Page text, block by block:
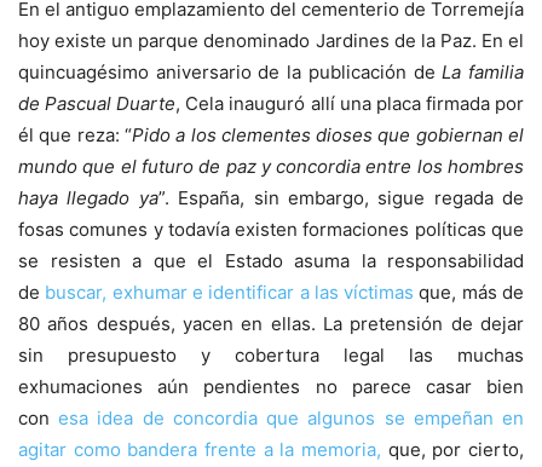
En el antiguo emplazamiento del cementerio de Torremejía
hoy existe un parque denominado Jardines de la Paz. En el
quincuagésimo aniversario de la publicación deLa familia
de Pascual Duarte, Cela inauguró allí una placa firmada por
él que reza: “Pido a los clementes dioses que gobiernan el
mundo que el futuro de paz y concordia entre los hombres
haya llegado ya”. España, sin embargo, sigue regada de
fosas comunes y todavía existen formaciones políticas que
se resisten a que el Estado asuma la responsabilidad
de buscar, exhumar e identificar a las víctimas que, más de
80 años después, yacen en ellas. La pretensión de dejar
sin presupuesto y cobertura legal las muchas
exhumaciones aún pendientes no parece casar bien
conesa idea de concordia que algunos se empeñan en
agitar como bandera frente a la memoria, que, por cierto,